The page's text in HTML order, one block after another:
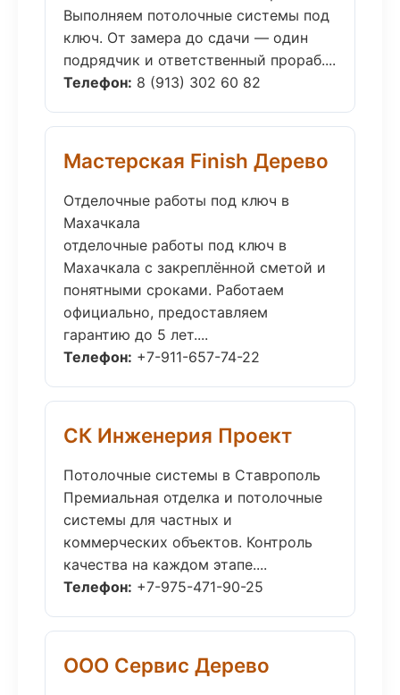
Выполняем потолочные системы под
ключ. От замера до сдачи — один
подрядчик и ответственный прораб....
Телефон: 8 (913) 302 60 82
Мастерская Finish Дерево
Отделочные работы под ключ в
Махачкала
отделочные работы под ключ в
Махачкала с закреплённой сметой и
понятными сроками. Работаем
официально, предоставляем
гарантию до 5 лет....
Телефон: +7-911-657-74-22
СК Инженерия Проект
Потолочные системы в Ставрополь
Премиальная отделка и потолочные
системы для частных и
коммерческих объектов. Контроль
качества на каждом этапе....
Телефон: +7-975-471-90-25
ООО Сервис Дерево